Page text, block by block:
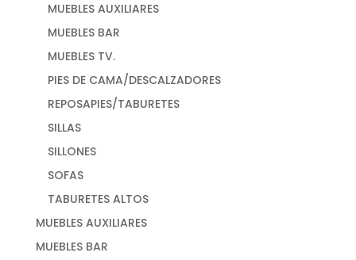
MUEBLES AUXILIARES
MUEBLES BAR
MUEBLES TV.
PIES DE CAMA/DESCALZADORES
REPOSAPIES/TABURETES
SILLAS
SILLONES
SOFAS
TABURETES ALTOS
MUEBLES AUXILIARES
MUEBLES BAR